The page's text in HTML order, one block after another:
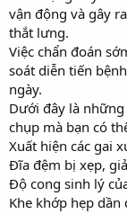
vận động và gây
thắt lưng.
Việc chẩn đoán
soát diễn tiến
ngày.
Dưới đây là
chụp mà bạn có
Xuất hiện các gai
Đĩa đệm bị xẹp,
Độ cong sinh lý
Khe khớp hẹp